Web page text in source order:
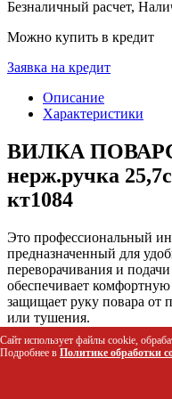
Безналичный расчет,
Можно купить в кредит
Заявка на кредит
Описание
Характеристики
ВИЛКА
нерж.ручка
кт1084
Это профессиональный
предназначенный для
переворачивания и
обеспечивает
защищает руку повара от
или тушения.
Кому подойдет этот
Сайт использует файлы cookie,
Подробнее в Политике обработки